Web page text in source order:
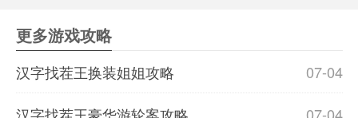
更多游戏攻略
07-04
汉字找茬王换装姐姐攻略
07-04
汉字找茬王豪华游轮案攻略